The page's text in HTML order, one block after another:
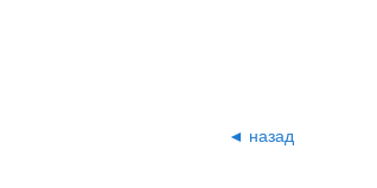
◄ назад